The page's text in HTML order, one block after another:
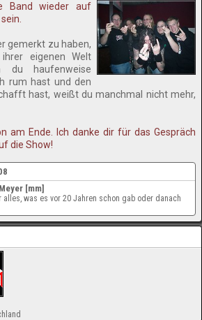
Band wieder auf
gemerkt zu haben,
eigenen Welt
du haufenweise
rum hast und den
hast, weißt du manchmal nicht mehr,
am Ende. Ich danke dir für das Gespräch
die Show!
[mm]
alles, was es vor 20 Jahren schon gab oder danach